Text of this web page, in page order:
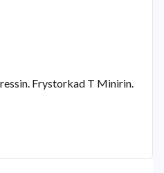
Frystorkad T Minirin.